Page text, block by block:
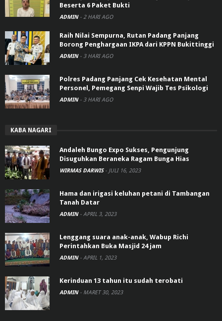
Beserta 6 Paket Bukti
ADMIN - 2 HARI AGO
Raih Nilai Sempurna, Rutan Padang Panjang
Borong Penghargaan IKPA dari KPPN Bukittinggi
ADMIN - 3 HARI AGO
Polres Padang Panjang Cek Kesehatan Mental
Personel, Pemegang Senpi Wajib Tes Psikologi
ADMIN - 3 HARI AGO
KABA NAGARI
Andaleh Bungo Expo Sukses, Pengunjung
Disuguhkan Beraneka Ragam Bunga Hias
WIRMAS DARWIS - JULI 16, 2023
Hama dan irigasi keluhan petani di Tambangan
Tanah Datar
ADMIN - APRIL 3, 2023
Lenggang suara anak-anak, Wabup Richi
Perintahkan Buka Masjid 24 jam
ADMIN - APRIL 1, 2023
Kerinduan 13 tahun itu sudah terobati
ADMIN - MARET 30, 2023